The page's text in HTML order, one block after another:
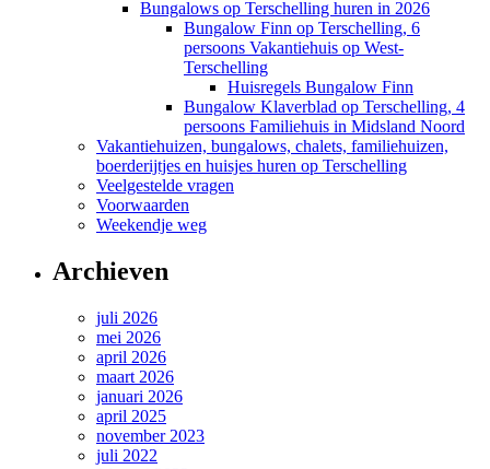
Bungalows op Terschelling huren in 2026
Bungalow Finn op Terschelling, 6
persoons Vakantiehuis op West-
Terschelling
Huisregels Bungalow Finn
Bungalow Klaverblad op Terschelling, 4
persoons Familiehuis in Midsland Noord
Vakantiehuizen, bungalows, chalets, familiehuizen,
boerderijtjes en huisjes huren op Terschelling
Veelgestelde vragen
Voorwaarden
Weekendje weg
Archieven
juli 2026
mei 2026
april 2026
maart 2026
januari 2026
april 2025
november 2023
juli 2022